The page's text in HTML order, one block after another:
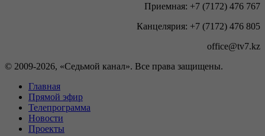
Приемная: +7 (7172) 476 767
Канцелярия: +7 (7172) 476 805
office@tv7.kz
© 2009-2026, «Седьмой канал». Все права защищены.
Главная
Прямой эфир
Телепрограмма
Новости
Проекты